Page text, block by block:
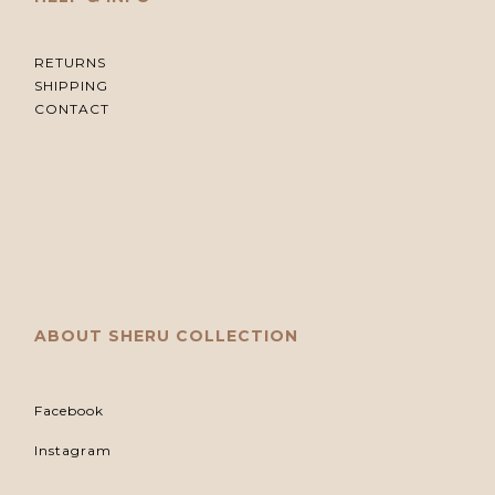
RETURNS
SHIPPING
CONTACT
ABOUT SHERU COLLECTION
Facebook
Instagram